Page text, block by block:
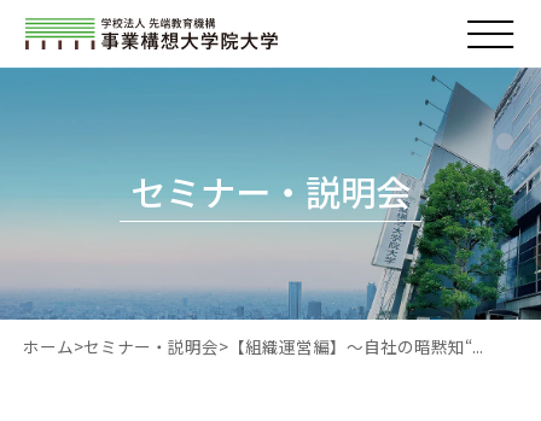
セミナー・説明会
ホーム セミナー・説明会 【組織運営編】～自社の暗黙知“...